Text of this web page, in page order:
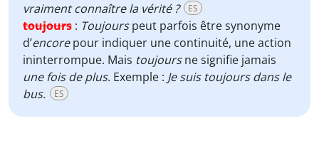
vraiment connaître la vérité ?
ES
toujours : Toujourspeut parfois être synonyme
d’encorepour indiquer une continuité, une action
ininterrompue. Mais toujoursne signifie jamais
une fois de plus. Exemple : Je suis toujours dans le
bus.
ES